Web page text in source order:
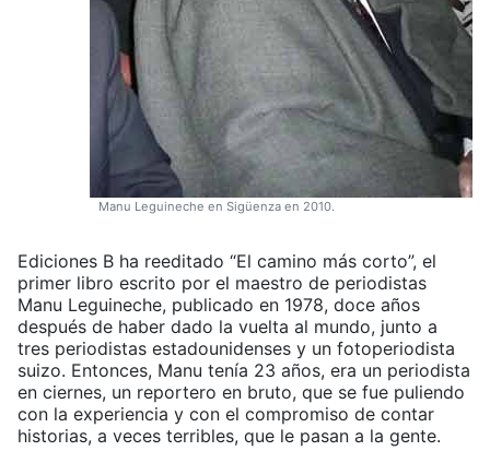
Manu Leguineche en Sigüenza en 2010.
Ediciones B ha reeditado “El camino más corto”, el
primer libro escrito por el maestro de periodistas
Manu Leguineche, publicado en 1978, doce años
después de haber dado la vuelta al mundo, junto a
tres periodistas estadounidenses y un fotoperiodista
suizo. Entonces, Manu tenía 23 años, era un periodista
en ciernes, un reportero en bruto, que se fue puliendo
con la experiencia y con el compromiso de contar
historias, a veces terribles, que le pasan a la gente.